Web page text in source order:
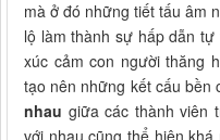
mà ở đó những tiết tấu âm
lộ làm thành sự hấp dẫn
xúc cảm con người thăng
tạo nên những kết cấu bền
nhau giữa các thành viên